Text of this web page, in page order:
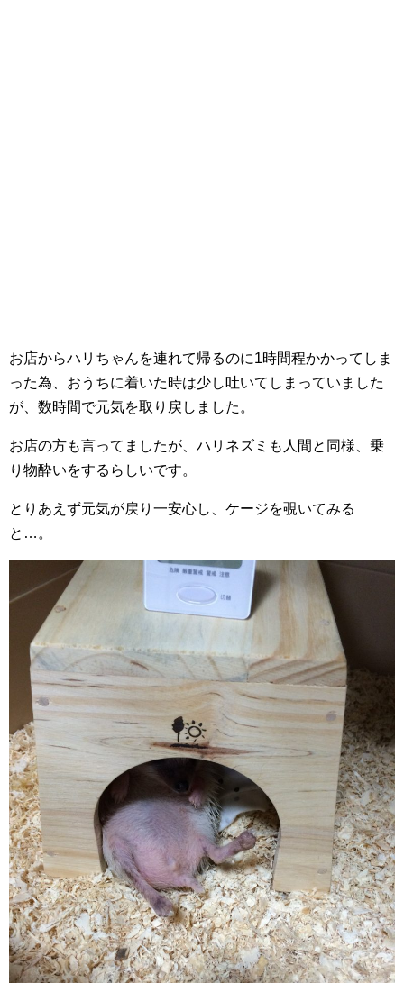
お店からハリちゃんを連れて帰るのに1時間程かかってしま
った為、おうちに着いた時は少し吐いてしまっていました
が、数時間で元気を取り戻しました。
お店の方も言ってましたが、ハリネズミも人間と同様、乗
り物酔いをするらしいです。
とりあえず元気が戻り一安心し、ケージを覗いてみる
と…。